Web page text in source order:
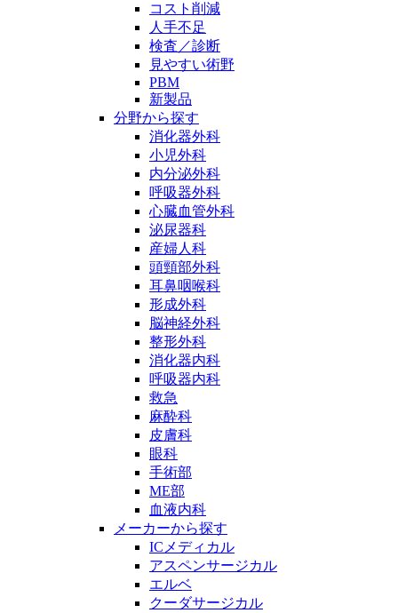
コスト削減
人手不足
検査／診断
見やすい術野
PBM
新製品
分野から探す
消化器外科
小児外科
内分泌外科
呼吸器外科
心臓血管外科
泌尿器科
産婦人科
頭頸部外科
耳鼻咽喉科
形成外科
脳神経外科
整形外科
消化器内科
呼吸器内科
救急
麻酔科
皮膚科
眼科
手術部
ME部
血液内科
メーカーから探す
ICメディカル
アスペンサージカル
エルベ
クーダサージカル